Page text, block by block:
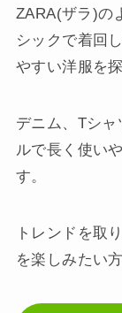
ZARA(ザラ)の
シックで着回
やすい洋服を
デニム、Tシ
ルで長く使い
す。
トレンドを取
を楽しみたい